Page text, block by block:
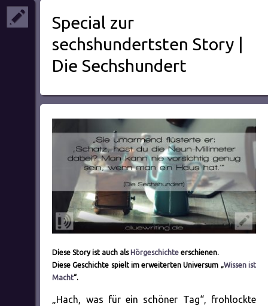
Special zur
sechshundertsten Story |
Die Sechshundert
Diese Story ist auch als Hörgeschichte erschienen.
Diese Geschichte spielt im erweiterten Universum „Wissen ist
Macht“.
„Hach, was für ein schöner Tag“, frohlockte